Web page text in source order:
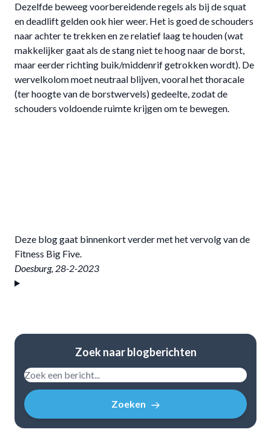
Dezelfde beweeg voorbereidende regels als bij de squat
en deadlift gelden ook hier weer. Het is goed de schouders
naar achter te trekken en ze relatief laag te houden (wat
makkelijker gaat als de stang niet te hoog naar de borst,
maar eerder richting buik/middenrif getrokken wordt). De
wervelkolom moet neutraal blijven, vooral het thoracale
(ter hoogte van de borstwervels) gedeelte, zodat de
schouders voldoende ruimte krijgen om te bewegen.
Deze blog gaat binnenkort verder met het vervolg van de
Fitness Big Five.
Doesburg, 28-2-2023
Zoek naar blogberichten
Zoeken